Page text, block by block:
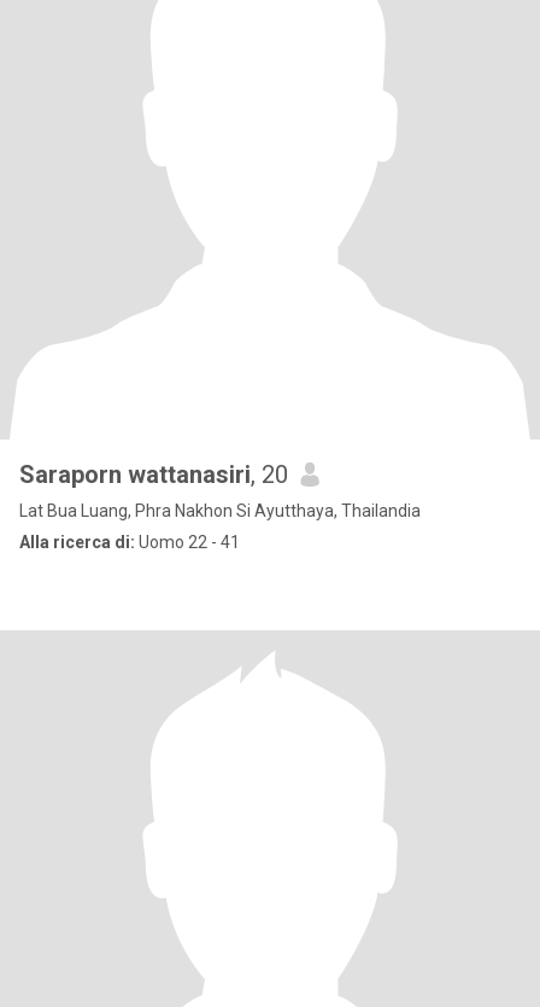
Saraporn wattanasiri, 20
Lat Bua Luang, Phra Nakhon Si Ayutthaya, Thailandia
Alla ricerca di: Uomo 22 - 41